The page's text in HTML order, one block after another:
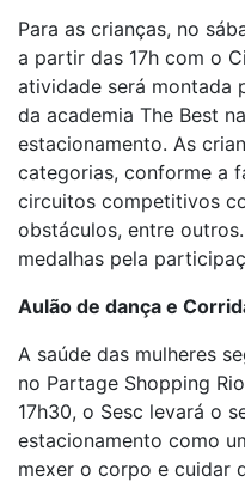
Para as crianças, no
a partir das 17h com o
atividade será montada
da academia The Best
estacionamento. As
categorias, conforme a
circuitos competitivos
obstáculos, entre
medalhas pela
Aulão de dança e
A saúde das mulheres
no Partage Shopping
17h30, o Sesc levará o
estacionamento como
mexer o corpo e cuidar